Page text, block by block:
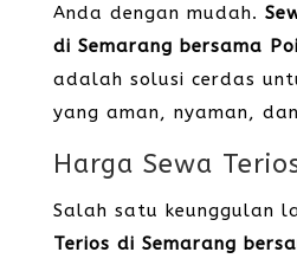
Anda dengan mudah.
di Semarang bersama
adalah solusi cerdas
yang aman, nyaman,
Harga Sewa
Salah satu keunggulan
Terios di Semarang